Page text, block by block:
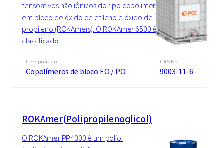
tensoativos não iônicos do tipo copolímero
em bloco de óxido de etileno e óxido de
propileno (ROKAmers). O ROKAmer 6500 é
classificado...
Composição
Copolímeros de bloco EO / PO
CAS No.
9003-11-6
ROKAmer(Polipropilenoglicol)
O ROKAmer PP4000 é um poliol